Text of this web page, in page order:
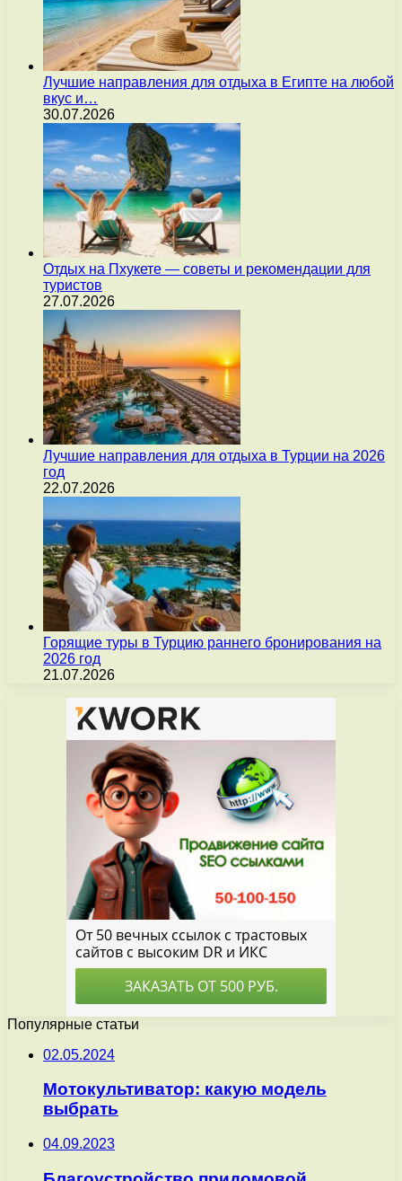
Лучшие направления для отдыха в Египте на любой
вкус и…
30.07.2026
Отдых на Пхукете — советы и рекомендации для
туристов
27.07.2026
Лучшие направления для отдыха в Турции на 2026
год
22.07.2026
Горящие туры в Турцию раннего бронирования на
2026 год
21.07.2026
Популярные статьи
02.05.2024
Мотокультиватор: какую модель
выбрать
04.09.2023